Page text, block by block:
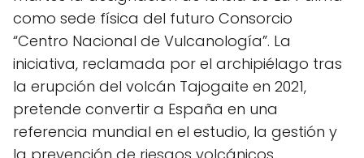
como sede física del futuro Consorcio
“Centro Nacional de Vulcanología”. La
iniciativa, reclamada por el archipiélago tras
la erupción del volcán Tajogaite en 2021,
pretende convertir a España en una
referencia mundial en el estudio, la gestión y